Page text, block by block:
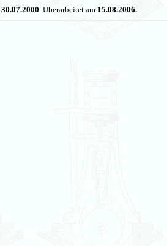
30.07.2000. Überarbeitet am 15.08.2006.